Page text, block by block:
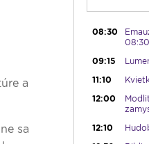
a
sa
06:00
08:30
08:30
09:15
11:10
12:00
12:10